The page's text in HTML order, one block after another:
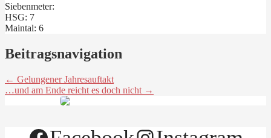
Siebenmeter:
HSG: 7
Maintal: 6
Beitragsnavigation
← Gelungener Jahresauftakt
…und am Ende reicht es doch nicht →